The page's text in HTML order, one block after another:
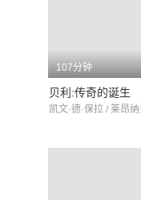
107分钟
贝利:传奇的诞生